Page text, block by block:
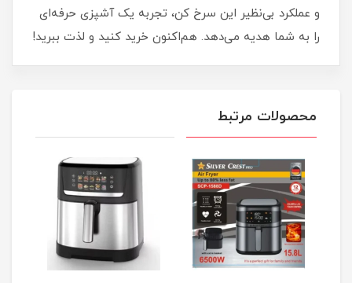
و عملکرد بی‌نظیر این سرخ کن، تجربه یک آشپزی حرفه‌ای
را به شما هدیه می‌دهد. هم‌اکنون خرید کنید و لذت ببرید!
محصولات مرتبط